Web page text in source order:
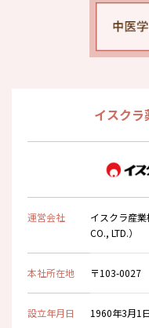
イスク
運営会社
イスクラ産業
CO., LTD.）
本社所在地 〒103-0027
設立年月日 1960年3月1